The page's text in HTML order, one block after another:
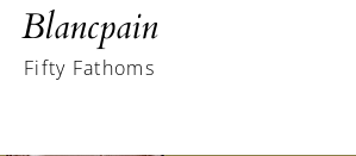
Blancpain
Fifty Fathoms